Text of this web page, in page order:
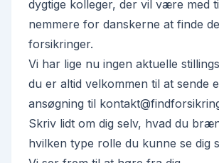
dygtige kolleger, der vil være med
nemmere for danskerne at finde
forsikringer.
Vi har lige nu ingen aktuelle
du er altid velkommen til at sende
ansøgning til
Skriv lidt om dig selv, hvad du
hvilken type rolle du kunne se dig